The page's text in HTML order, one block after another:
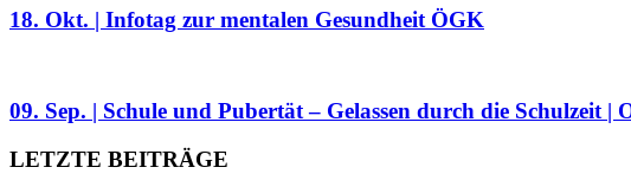
18. Okt. | Infotag zur mentalen Gesundheit ÖGK
09. Sep. | Schule und Pubertät – Gelassen durch die Schulzeit |
LETZTE BEITRÄGE